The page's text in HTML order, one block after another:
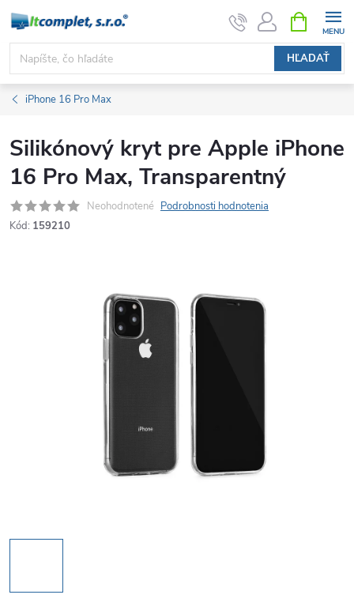
Prejsť
obsah
HĽADAŤ
KOŠÍK
iPhone 16 Pro Max
Silikónový kryt pre Apple iPhone
16 Pro Max, Transparentný
Neohodnotené Podrobnosti hodnotenia
Kód: 159210